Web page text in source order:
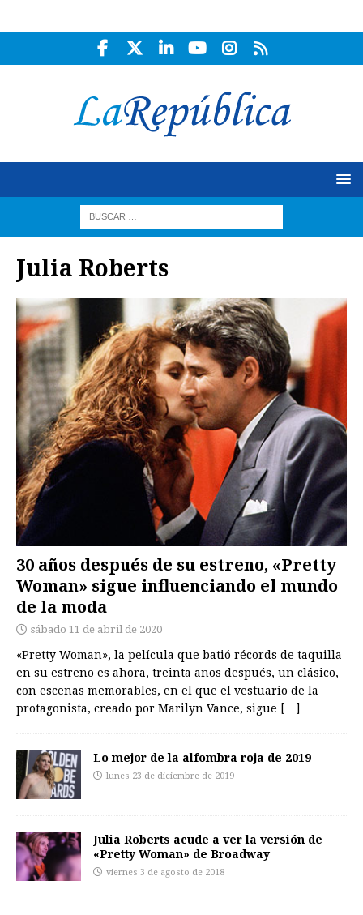
Julia Roberts
30 años después de su estreno, «Pretty
Woman» sigue influenciando el mundo
de la moda
sábado 11 de abril de 2020
«Pretty Woman», la película que batió récords de taquilla
en su estreno es ahora, treinta años después, un clásico,
con escenas memorables, en el que el vestuario de la
protagonista, creado por Marilyn Vance, sigue […]
Lo mejor de la alfombra roja de 2019
lunes 23 de diciembre de 2019
Julia Roberts acude a ver la versión de
«Pretty Woman» de Broadway
viernes 3 de agosto de 2018